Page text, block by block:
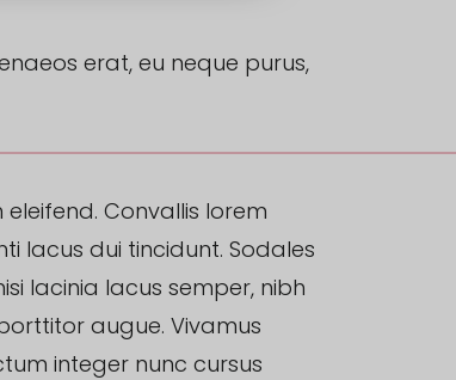
erat, eu neque purus,
Convallis lorem
lacus dui tincidunt. Sodales
lacinia lacus semper, nibh
augue. Vivamus
integer nunc cursus